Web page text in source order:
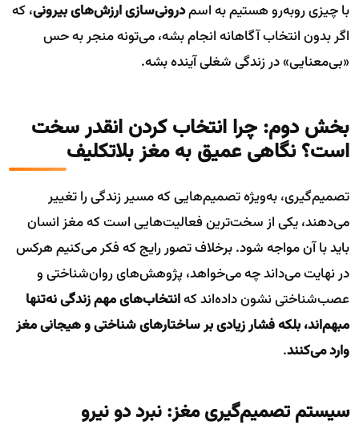
با چیزی روبه‌رو هستیم به اسمدرونی‌سازی ارزش‌های بیرونی، که
اگر بدون انتخاب آگاهانه انجام بشه، می‌تونه منجر به حس
«بی‌معنایی» در زندگی شغلی آینده بشه.
بخش دوم: چرا انتخاب کردن انقدر سخت
است؟ نگاهی عمیق به مغز بلاتکلیف
تصمیم‌گیری، به‌ویژه تصمیم‌هایی که مسیر زندگی را تغییر
می‌دهند، یکی از سخت‌ترین فعالیت‌هایی است که مغز انسان
باید با آن مواجه شود. برخلاف تصور رایج که فکر می‌کنیم هرکس
در نهایت می‌داند چه می‌خواهد، پژوهش‌های روان‌شناختی و
عصب‌شناختی نشون داده‌اند کهانتخاب‌های مهم زندگی نه‌تنها
مبهم‌اند، بلکه فشار زیادی بر ساختارهای شناختی و هیجانی مغز
وارد می‌کنند.
سیستم تصمیم‌گیری مغز: نبرد دو نیرو